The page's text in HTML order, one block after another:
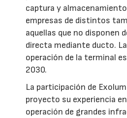
captura y
empresas de distintos
aquellas que no disponen
directa mediante ducto.
operación de la terminal
2030.
La participación de
proyecto su experiencia
operación de grandes